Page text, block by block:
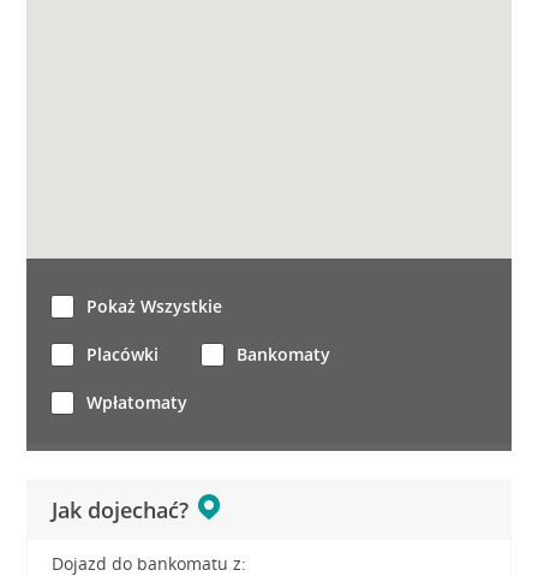
Jak dojechać?
Dojazd do bankomatu z:
Pokaż Wszystkie
Placówki Bankomaty
Wpłatomaty